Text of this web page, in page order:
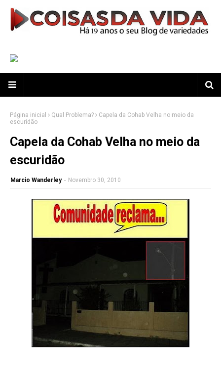
Página inicial Qual Problema?
Capela da Cohab Velha no meio da
escuridão
Capela da Cohab Velha no meio da
escuridão
Marcio Wanderley - Novembro 30, 2010